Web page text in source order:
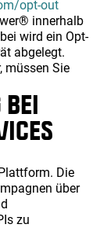
opt-out
innerhalb
wird ein Opt-
abgelegt.
müssen Sie
Die
über
zu